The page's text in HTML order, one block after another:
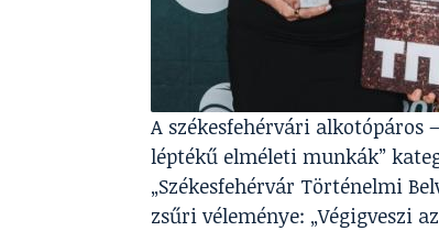
A székesfehérvári alkotópáros
léptékű elméleti munkák”
„Székesfehérvár Történelmi
zsűri véleménye: „Végigveszi